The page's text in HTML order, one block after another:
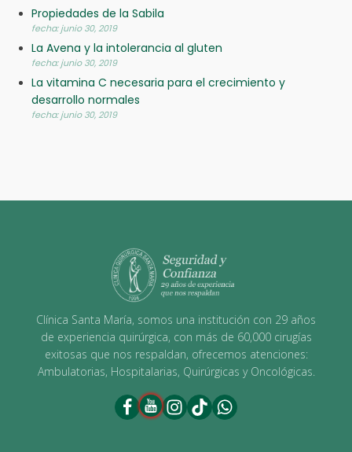
Propiedades de la Sabila
fecha: junio 30, 2019
La Avena y la intolerancia al gluten
fecha: junio 30, 2019
La vitamina C necesaria para el crecimiento y
desarrollo normales
fecha: junio 30, 2019
Clínica Santa María, somos una institución con 29 años
de experiencia quirúrgica, con más de 60,000 cirugías
exitosas que nos respaldan, ofrecemos atenciones:
Ambulatorias, Hospitalarias, Quirúrgicas y Oncológicas.